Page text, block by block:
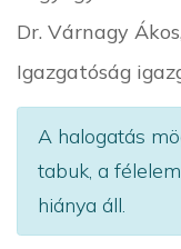
Dr. Várnagy
Igazgatóság
A halogatás
tabuk, a
hiánya áll.